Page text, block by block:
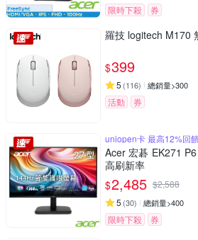
限時下殺 券
羅技 logitech M170
$399
5 (116) 總銷量>300
活動 券
uniopen卡 最高12%回
Acer 宏碁 EK271
高刷新率
$2,485 $2,588
5 (30) 總銷量>400
限時下殺 券